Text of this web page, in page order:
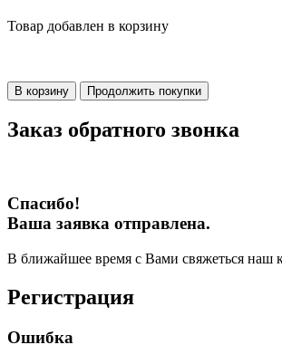
Товар добавлен в корзину
В корзину Продолжить покупки
Заказ обратного звонка
Спасибо!
Ваша заявка отправлена.
В ближайшее время с Вами свяжеться наш
Регистрация
Ошибка